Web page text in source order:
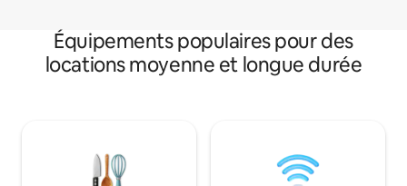
Équipements populaires pour des
locations moyenne et longue durée